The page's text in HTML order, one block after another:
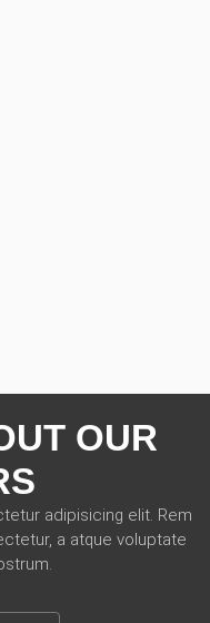
OUR
adipisicing elit. Rem
a atque voluptate